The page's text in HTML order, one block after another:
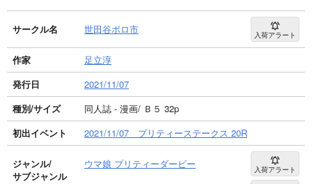
サークル名 世田谷ボロ市 入荷アラート
作家
足立淳
発行日
2021/11/07
種別/サイズ
同人誌 - 漫画/ Ｂ５ 32p
初出イベント
2021/11/07 プリティーステークス 20R
ジャンル/
サブジャンル
ウマ娘 プリティーダービー 入荷アラート